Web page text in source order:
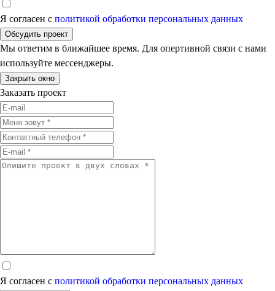
Я согласен с политикой обработки персональных данных
Обсудить проект
Мы ответим в ближайшее время. Для опертивной связи с нами
используйте мессенджеры.
Закрыть окно
Заказать проект
Я согласен с политикой обработки персональных данных